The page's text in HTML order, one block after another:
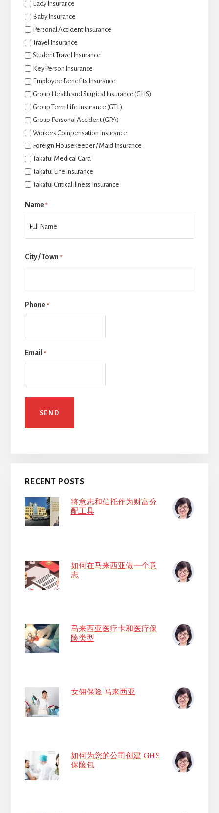
Lady Insurance
Baby Insurance
Personal Accident Insurance
Travel Insurance
Student Travel Insurance
Key Person Insurance
Employee Benefits Insurance
Group Health and Surgical Insurance (GHS)
Group Term Life Insurance (GTL)
Group Personal Accident (GPA)
Workers Compensation Insurance
Foreign Housekeeper / Maid Insurance
Takaful Medical Card
Takaful Life Insurance
Takaful Critical illness Insurance
Name *
一
页
City / Town *
Phone *
Email *
RECENT POSTS
将意志和信托作为财富分
配工具
如何在马来西亚做一个意
志
马来西亚医疗卡和医疗保
险类型
女佣保险 马来西亚
如何为您的公司创建 GHS
保险包